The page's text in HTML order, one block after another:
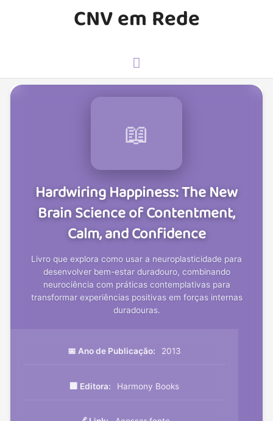
CNV em Rede
📖
Hardwiring Happiness: The New
Brain Science of Contentment,
Calm, and Confidence
Livro que explora como usar a neuroplasticidade para
desenvolver bem-estar duradouro, combinando
neurociência com práticas contemplativas para
transformar experiências positivas em forças internas
duradouras.
📅 Ano de Publicação: 2013
🏢 Editora: Harmony Books